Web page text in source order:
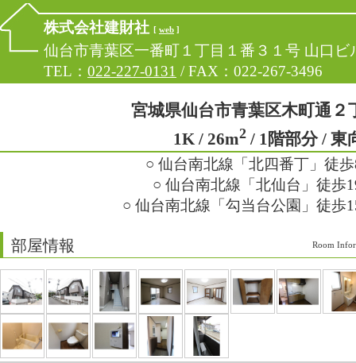
株式会社建財社 [ web ]
仙台市青葉区一番町１丁目１番３１号 山口ビ
TEL： 022-227-0131 / FAX：022-267-3496
宮城県仙台市青葉区木町通２
1K / 26m2 / 1階部分 / 東
○ 仙台南北線「北四番丁」徒
○ 仙台南北線「北仙台」徒歩
○ 仙台南北線「勾当台公園」徒歩
部屋情報 Room